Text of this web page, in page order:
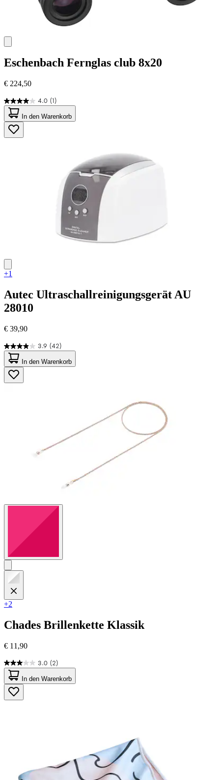
Eschenbach Fernglas club 8x20
€ 224,50
4.0 (1)
4.0
von
5
Sternen.
1
In den Warenkorb
+1
Autec Ultraschallreinigungsgerät AU
28010
€ 39,90
3.9 (42)
3.9
von
5
Sternen.
42
In den Warenkorb
+2
Chades Brillenkette Klassik
€ 11,90
3.0 (2)
3.0
von
5
Sternen.
2
In den Warenkorb